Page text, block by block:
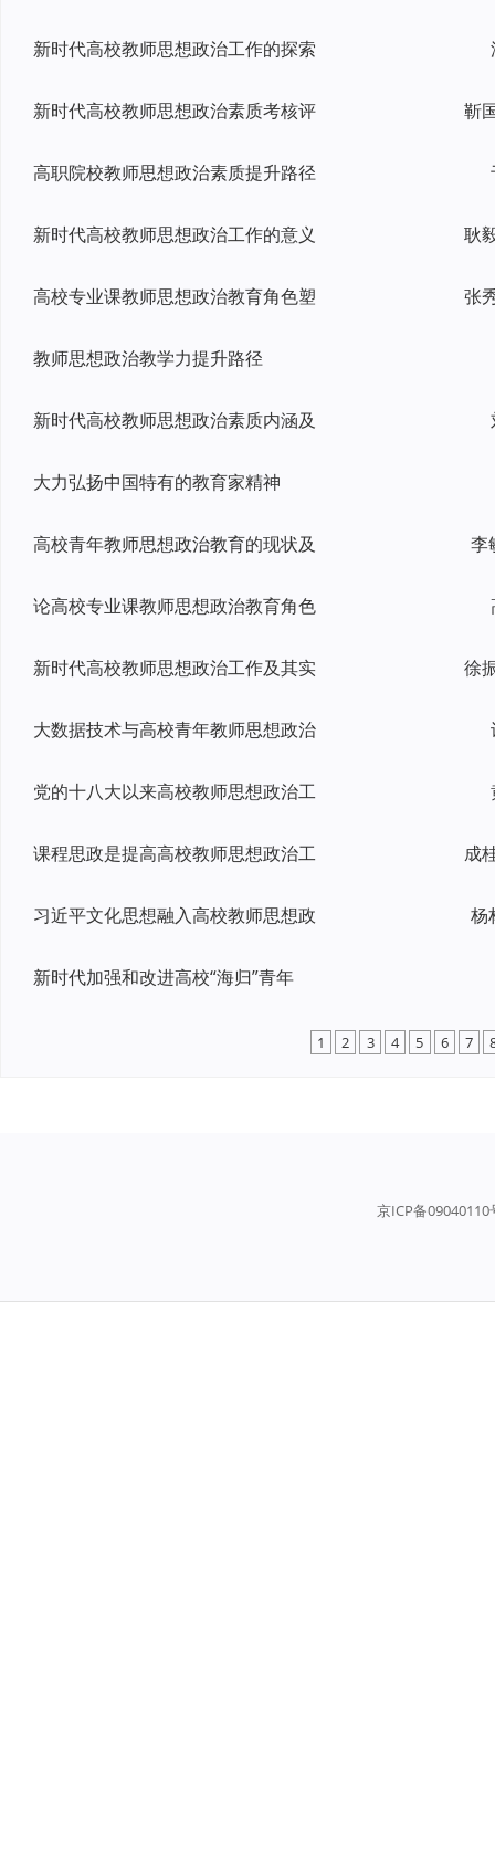
新时代高校教师思想政治工作的探索
新时代高校教师思想政治素质考核评
高职院校教师思想政治素质提升路径
新时代高校教师思想政治工作的意义
高校专业课教师思想政治教育角色塑
教师思想政治教学力提升路径
新时代高校教师思想政治素质内涵及
大力弘扬中国特有的教育家精神
高校青年教师思想政治教育的现状及 李
论高校专业课教师思想政治教育角色
新时代高校教师思想政治工作及其实
大数据技术与高校青年教师思想政治
党的十八大以来高校教师思想政治工
课程思政是提高高校教师思想政治工
习近平文化思想融入高校教师思想政 杨
新时代加强和改进高校“海归”青年
1 2 3 4 5 6 7
京ICP备